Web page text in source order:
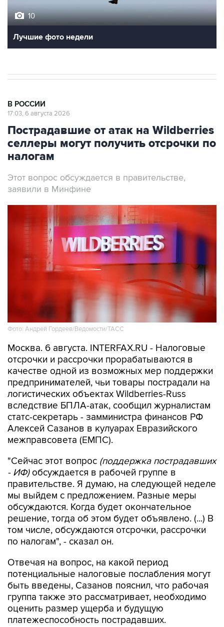
10
Лучшие фото недели
В РОССИИ
17:03, 6 августа 2026
Пострадавшие от атак на Wildberries
селлеры могут получить отсрочки по
налогам
Этот вопрос обсуждается в правительстве,
заявили в Минфине
Фото: Андрей Гордеев/Ведомости/ТАСС
Москва. 6 августа. INTERFAX.RU - Налоговые
отсрочки и рассрочки прорабатываются в
качестве одной из возможных мер поддержки
предпринимателей, чьи товары пострадали на
логистических объектах Wildberries-Russ
вследствие БПЛА-атак, сообщил журналистам
статс-секретарь - замминистра финансов РФ
Алексей Сазанов в кулуарах Евразийского
межправсовета (ЕМПС).
"Сейчас этот вопрос (поддержка пострадавших
- ИФ)обсуждается в рабочей группе в
правительстве. Я думаю, на следующей неделе
мы выйдем с предложением. Разные меры
обсуждаются. Когда будет окончательное
решение, тогда об этом будет объявлено. (...) В
том числе, обсуждаются отсрочки, рассрочки
по налогам", - сказал он.
Отвечая на вопрос, на какой период
потенциальные налоговые послабления могут
быть введены, Сазанов пояснил, что рабочая
группа также это рассматривает, необходимо
оценить размер ущерба и будущую
платежеспособность пострадавших.